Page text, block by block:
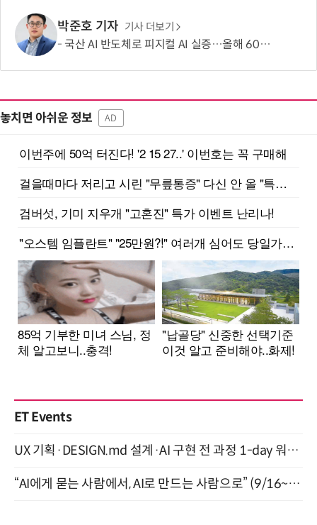
박준호 기자 기사 더보기
국산 AI 반도체로 피지컬 AI 실증…올해 600억 투입
놓치면 아쉬운 정보 AD
ET Events
UX 기획·DESIGN.md 설계·AI 구현 전 과정 1-day 워크숍 with Claude Code·Codex 9월 15일 개최
“AI에게 묻는 사람에서, AI로 만드는 사람으로” (9/16~17)